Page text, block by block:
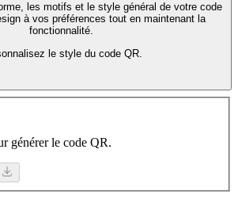
les motifs et le style général de votre code
à vos préférences tout en maintenant la
fonctionnalité.
le style du code QR.
générer le code QR.